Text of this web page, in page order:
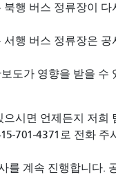
행 버스 정류장이 다
행 버스 정류장은 공
도가 영향을 받을 수
시면 언제든지 저희
701-4371로 전화 주
를 계속 진행합니다.